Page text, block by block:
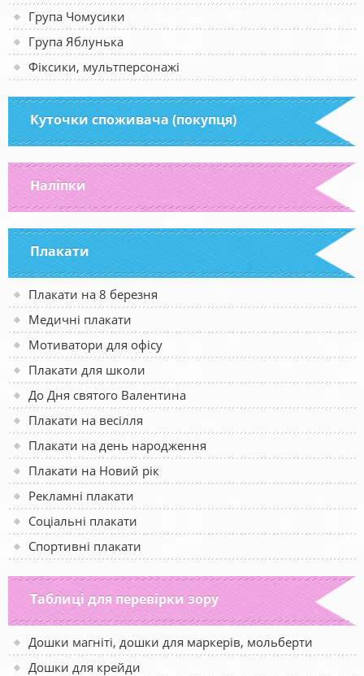
Група Чомусики
Група Яблунька
Фіксики, мультперсонажі
Куточки споживача (покупця)
Наліпки
Плакати
Плакати на 8 березня
Медичні плакати
Мотиватори для офісу
Плакати для школи
До Дня святого Валентина
Плакати на весілля
Плакати на день народження
Плакати на Новий рік
Рекламні плакати
Соціальні плакати
Спортивні плакати
Таблиці для перевірки зору
Дошки магніті, дошки для маркерів, мольберти
Дошки для крейди